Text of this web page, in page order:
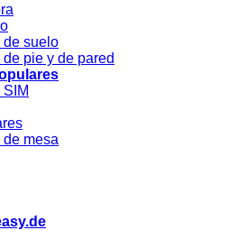
de suelo
de pie y de pared
de mesa